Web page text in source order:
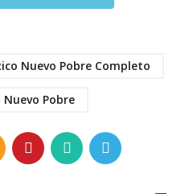
Nuevo Pobre Completo
Nuevo Pobre